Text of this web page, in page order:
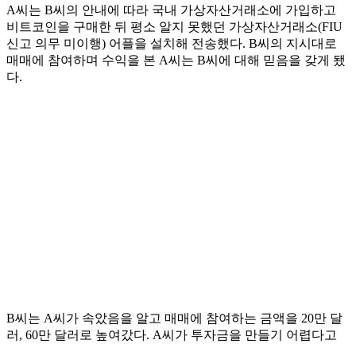
A씨는 B씨의 안내에 따라 국내 가상자산거래소에 가입하고
비트코인을 구매한 뒤 평소 알지 못했던 가상자산거래소(FIU
신고 의무 미이행) 어플을 설치해 전송했다. B씨의 지시대로
매매에 참여하며 수익을 본 A씨는 B씨에 대해 믿음을 갖게 됐
다.
B씨는 A씨가 속았음을 알고 매매에 참여하는 금액을 20만 달
러, 60만 달러로 높여갔다. A씨가 투자금을 만들기 어렵다고